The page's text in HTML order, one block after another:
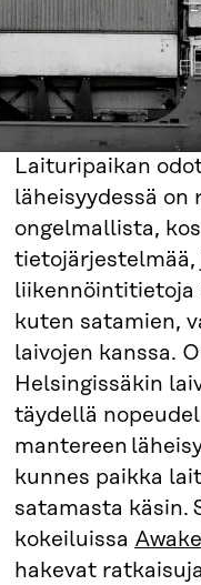
Laituripaikan
läheisyydessä on
ongelmallista,
tietojärjestelmää,
liikennöintitietoja
kuten satamien,
laivojen kanssa.
Helsingissäkin
täydellä
mantereen
kunnes paikka
satamasta käsin.
kokeiluissa
hakevat